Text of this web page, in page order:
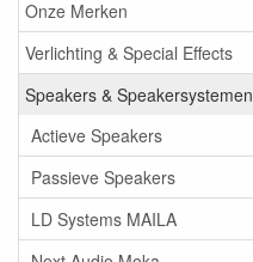
Onze Merken
Verlichting & Special Effects
Speakers & Speakersystemen
Actieve Speakers
Passieve Speakers
LD Systems MAILA